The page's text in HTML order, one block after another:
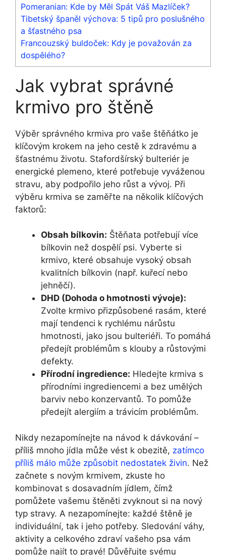
Pomeranian: Kde by Měl Spát Váš Mazlíček?
Tibetský španěl výchova: 5 tipů pro poslušného
a šťastného psa
Francouzský buldoček: Kdy je považován za
dospělého?
Jak vybrat správné
krmivo pro štěně
Výběr správného krmiva pro vaše štěňátko je
klíčovým krokem na jeho cestě k zdravému a
šťastnému životu. Stafordšírský bulteriér je
energické plemeno, které potřebuje vyváženou
stravu, aby podpořilo jeho růst a vývoj. Při
výběru krmiva se zaměřte na několik klíčových
faktorů:
Obsah bílkovin: Štěňata potřebují více
bílkovin než dospělí psi. Vyberte si
krmivo, které obsahuje vysoký obsah
kvalitních bílkovin (např. kuřecí nebo
jehněčí).
DHD (Dohoda o hmotnosti vývoje):
Zvolte krmivo přizpůsobené rasám, které
mají tendenci k rychlému nárůstu
hmotnosti, jako jsou bulteriéři. To pomáhá
předejít problémům s klouby a růstovými
defekty.
Přírodní ingredience: Hledejte krmiva s
přírodními ingrediencemi a bez umělých
barviv nebo konzervantů. To pomůže
předejít alergiím a trávicím problémům.
Nikdy nezapomínejte na návod k dávkování –
příliš mnoho jídla může vést k obezitě, zatímco
příliš málo může způsobit nedostatek živin. Než
začnete s novým krmivem, zkuste ho
kombinovat s dosavadním jídlem, čímž
pomůžete vašemu štěněti zvyknout si na nový
typ stravy. A nezapomínejte: každé štěně je
individuální, tak i jeho potřeby. Sledování váhy,
aktivity a celkového zdraví vašeho psa vám
pomůže najít to pravé! Důvěřujte svému